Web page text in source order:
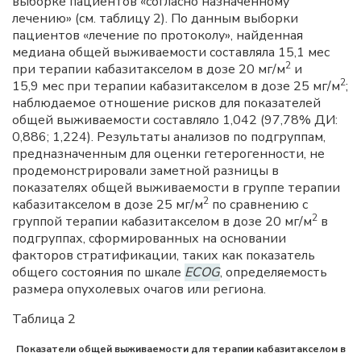
лечению» (см. таблицу 2). По данным выборки
пациентов «лечение по протоколу», найденная
медиана общей выживаемости составляла 15,1 мес
при терапии кабазитакселом в дозе 20 мг/м2 и
15,9 мес при терапии кабазитакселом в дозе 25 мг/м2;
наблюдаемое отношение рисков для показателей
общей выживаемости составляло 1,042 (97,78% ДИ:
0,886; 1,224). Результаты анализов по подгруппам,
предназначенным для оценки гетерогенности, не
продемонстрировали заметной разницы в
показателях общей выживаемости в группе терапии
кабазитакселом в дозе 25 мг/м2 по сравнению с
группой терапии кабазитакселом в дозе 20 мг/м2 в
подгруппах, сформированных на основании
факторов стратификации, таких как показатель
общего состояния по шкале ECOG, определяемость
размера опухолевых очагов или региона.
Таблица 2
Показатели общей выживаемости для терапии кабазитакселом в